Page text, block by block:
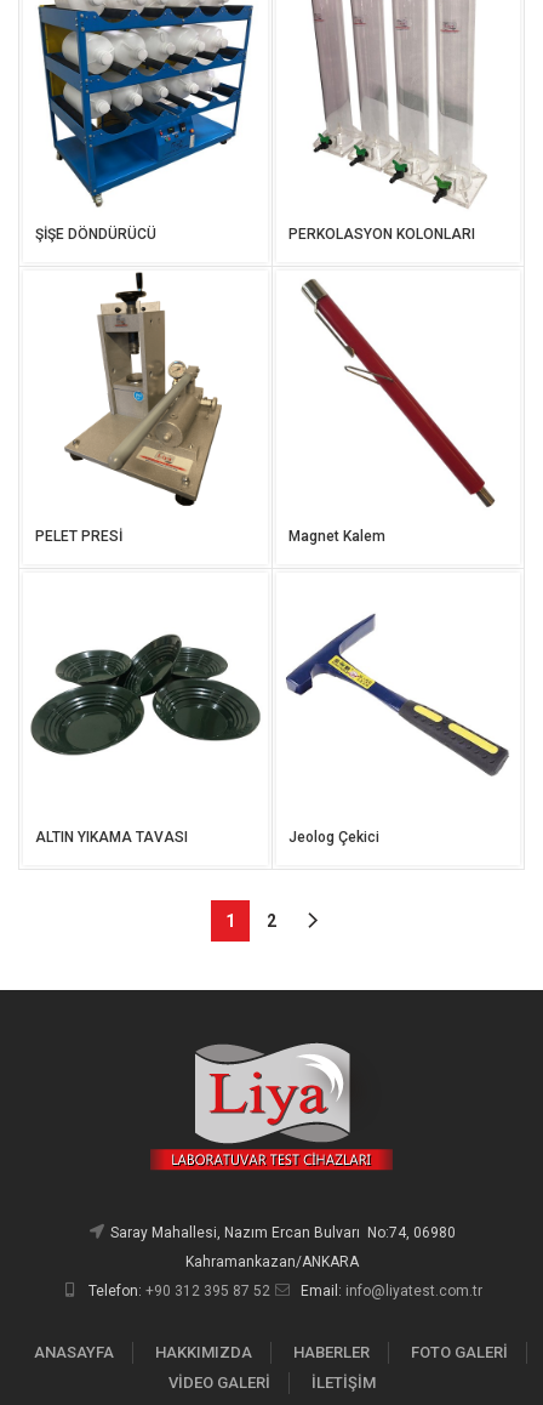
ŞİŞE DÖNDÜRÜCÜ PERKOLASYON KOLONLARI
PELET PRESİ Magnet Kalem
ALTIN YIKAMA TAVASI Jeolog Çekici
1 2
Saray Mahallesi, Nazım Ercan Bulvarı No:74, 06980
Kahramankazan/ANKARA
Telefon: +90 312 395 87 52 Email: info@liyatest.com.tr
ANASAYFA HAKKIMIZDA HABERLER
FOTO GALERİ
VİDEO GALERİ
İLETİŞİM